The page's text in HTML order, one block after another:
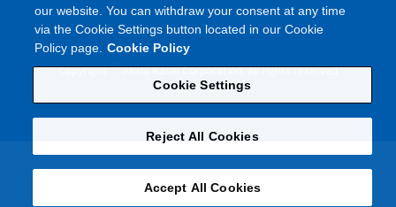
Copyright©Asahi Kasei Corporation. All rights reserved
our website. You can withdraw your consent at any time
via the Cookie Settings button located in our Cookie
Policy page. Cookie Policy
Cookie Settings
Reject All Cookies
Accept All Cookies